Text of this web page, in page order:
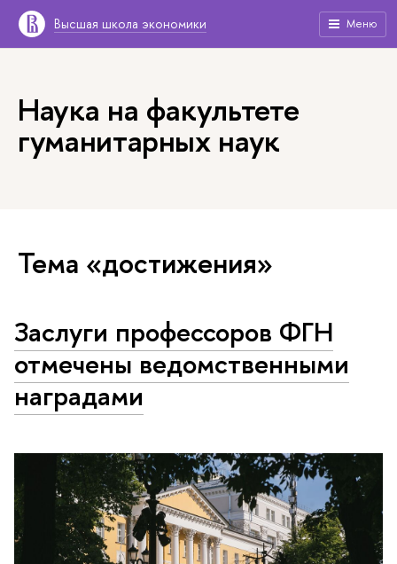
Высшая школа экономики Меню
Наука на факультете
гуманитарных наук
Тема «достижения»
Заслуги профессоров ФГН
отмечены ведомственными
наградами